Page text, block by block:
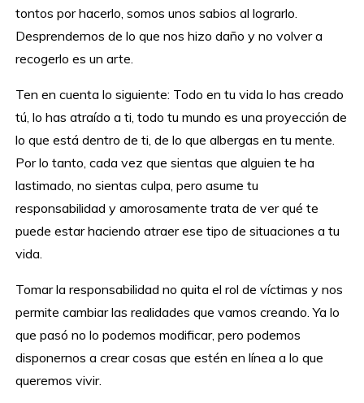
tontos por hacerlo, somos unos sabios al lograrlo.
Desprendernos de lo que nos hizo daño y no volver a
recogerlo es un arte.
Ten en cuenta lo siguiente: Todo en tu vida lo has creado
tú, lo has atraído a ti, todo tu mundo es una proyección de
lo que está dentro de ti, de lo que albergas en tu mente.
Por lo tanto, cada vez que sientas que alguien te ha
lastimado, no sientas culpa, pero asume tu
responsabilidad y amorosamente trata de ver qué te
puede estar haciendo atraer ese tipo de situaciones a tu
vida.
Tomar la responsabilidad no quita el rol de víctimas y nos
permite cambiar las realidades que vamos creando. Ya lo
que pasó no lo podemos modificar, pero podemos
disponernos a crear cosas que estén en línea a lo que
queremos vivir.